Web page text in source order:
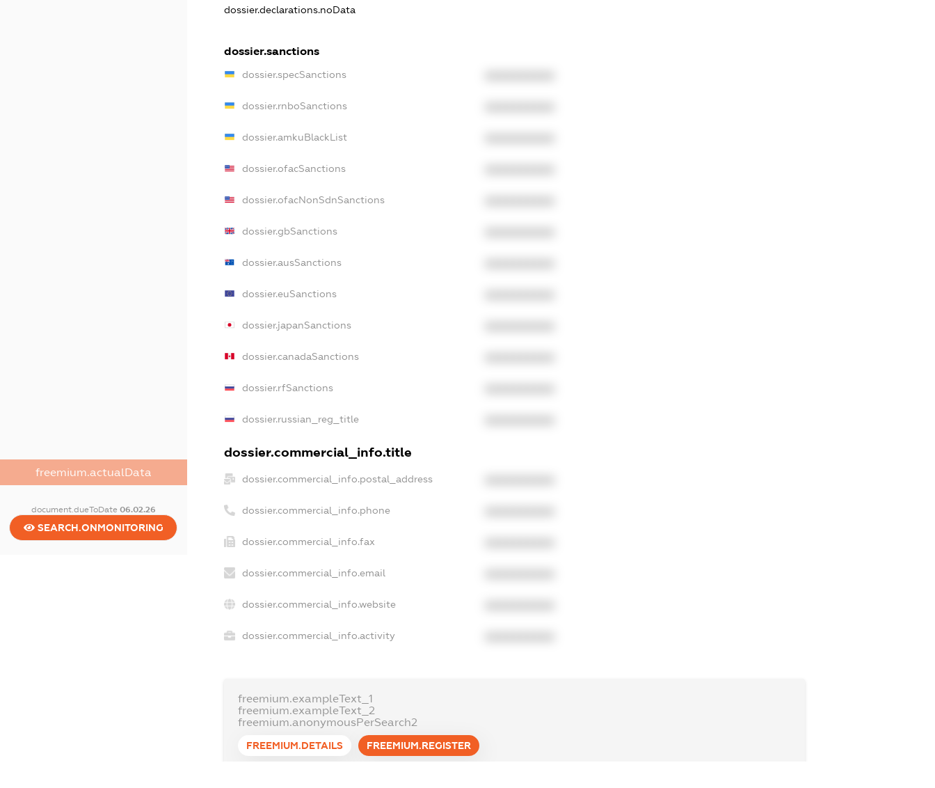
freemium.actualData
document.dueToDate 06.02.26
SEARCH.ONMONITORING
dossier.declarations.noData
dossier.sanctions
dossier.specSanctions
dossier.rnboSanctions
dossier.amkuBlackList
dossier.ofacSanctions
dossier.ofacNonSdnSanctions
dossier.gbSanctions
dossier.ausSanctions
dossier.euSanctions
dossier.japanSanctions
dossier.canadaSanctions
dossier.rfSanctions
dossier.russian_reg_title
dossier.commercial_info.title
dossier.commercial_info.postal_address
dossier.commercial_info.phone
dossier.commercial_info.fax
dossier.commercial_info.email
dossier.commercial_info.website
dossier.commercial_info.activity
freemium.exampleText_1
freemium.exampleText_2
freemium.anonymousPerSearch2
FREEMIUM.DETAILS FREEMIUM.REGISTER